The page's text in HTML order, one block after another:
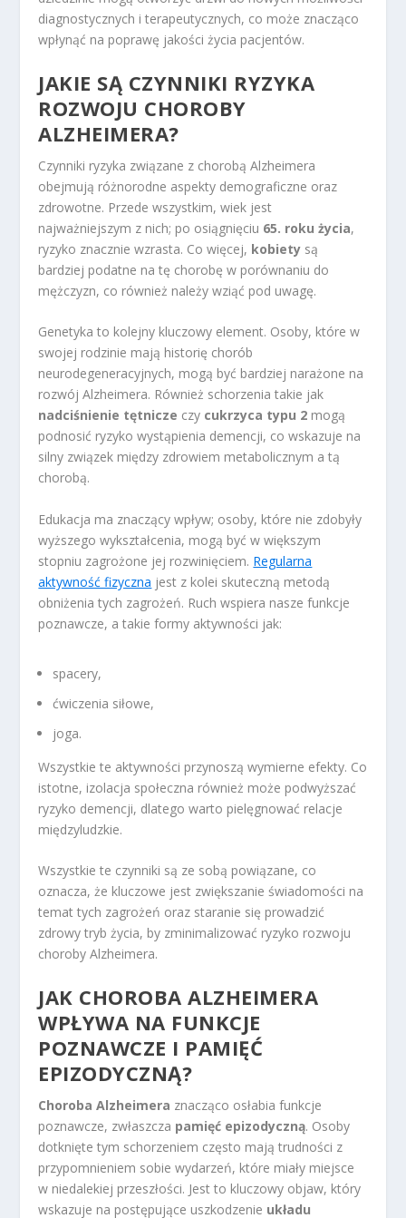
diagnostycznych i terapeutycznych, co może znacząco
wpłynąć na poprawę jakości życia pacjentów.
JAKIE SĄ CZYNNIKI RYZYKA
ROZWOJU CHOROBY
ALZHEIMERA?
Czynniki ryzyka związane z chorobą Alzheimera
obejmują różnorodne aspekty demograficzne oraz
zdrowotne. Przede wszystkim, wiek jest
najważniejszym z nich; po osiągnięciu 65. roku życia,
ryzyko znacznie wzrasta. Co więcej, kobiety są
bardziej podatne na tę chorobę w porównaniu do
mężczyzn, co również należy wziąć pod uwagę.
Genetyka to kolejny kluczowy element. Osoby, które w
swojej rodzinie mają historię chorób
neurodegeneracyjnych, mogą być bardziej narażone na
rozwój Alzheimera. Również schorzenia takie jak
nadciśnienie tętnicze czy cukrzyca typu 2 mogą
podnosić ryzyko wystąpienia demencji, co wskazuje na
silny związek między zdrowiem metabolicznym a tą
chorobą.
Edukacja ma znaczący wpływ; osoby, które nie zdobyły
wyższego wykształcenia, mogą być w większym
stopniu zagrożone jej rozwinięciem. Regularna
aktywność fizyczna jest z kolei skuteczną metodą
obniżenia tych zagrożeń. Ruch wspiera nasze funkcje
poznawcze, a takie formy aktywności jak:
spacery,
ćwiczenia siłowe,
joga.
Wszystkie te aktywności przynoszą wymierne efekty. Co
istotne, izolacja społeczna również może podwyższać
ryzyko demencji, dlatego warto pielęgnować relacje
międzyludzkie.
Wszystkie te czynniki są ze sobą powiązane, co
oznacza, że kluczowe jest zwiększanie świadomości na
temat tych zagrożeń oraz staranie się prowadzić
zdrowy tryb życia, by zminimalizować ryzyko rozwoju
choroby Alzheimera.
JAK CHOROBA ALZHEIMERA
WPŁYWA NA FUNKCJE
POZNAWCZE I PAMIĘĆ
EPIZODYCZNĄ?
Choroba Alzheimera znacząco osłabia funkcje
poznawcze, zwłaszcza pamięć epizodyczną. Osoby
dotknięte tym schorzeniem często mają trudności z
przypomnieniem sobie wydarzeń, które miały miejsce
w niedalekiej przeszłości. Jest to kluczowy objaw, który
wskazuje na postępujące uszkodzenie układu